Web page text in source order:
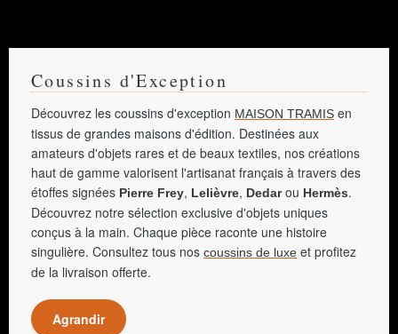
Coussins d'Exception
Découvrez les coussins d'exception MAISON TRAMIS en
tissus de grandes maisons d'édition. Destinées aux
amateurs d'objets rares et de beaux textiles, nos créations
haut de gamme valorisent l'artisanat français à travers des
étoffes signées Pierre Frey, Lelièvre, Dedarou Hermès.
Découvrez notre sélection exclusive d'objets uniques
conçus à la main. Chaque pièce raconte une histoire
singulière. Consultez tous nos coussins de luxe et profitez
de la livraison offerte.
Agrandir